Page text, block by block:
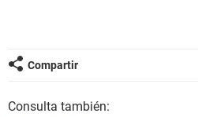
Compartir
Consulta también: